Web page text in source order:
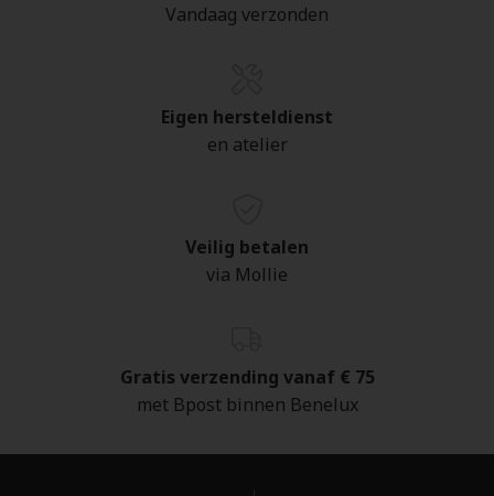
Vandaag verzonden
Eigen hersteldienst
en atelier
Veilig betalen
via Mollie
Gratis verzending vanaf € 75
met Bpost binnen Benelux